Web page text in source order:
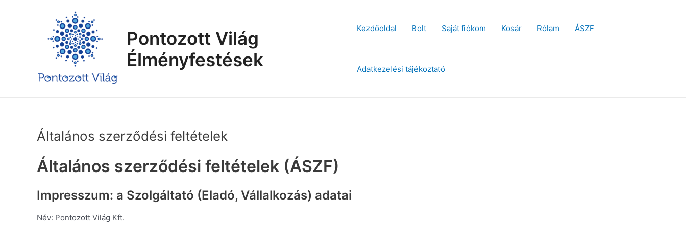
Pontozott Világ
Élményfestések
Kezdőoldal Bolt Saját fiókom Kosár Rólam ÁSZF
Adatkezelési tájékoztató
Általános szerződési feltételek
Általános szerződési feltételek (ÁSZF)
Impresszum: a Szolgáltató (Eladó, Vállalkozás) adatai
Név: Pontozott Világ Kft.